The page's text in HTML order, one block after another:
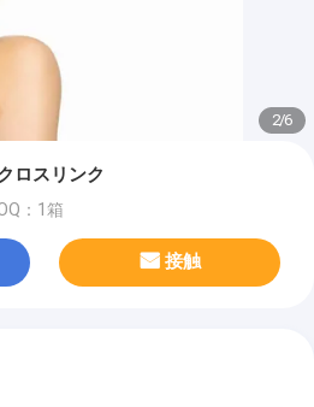
2/6
ロスリンク
：1箱
接触